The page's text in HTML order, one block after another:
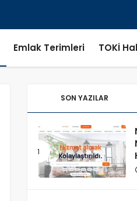
Emlak Terimleri TOKİ
SON YAZILAR